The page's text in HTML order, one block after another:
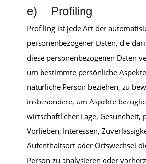
e) Profiling
Profiling ist jede Art der
personenbezogener Daten, die
diese personenbezogenen Daten
um bestimmte persönliche
natürliche Person beziehen, zu
insbesondere, um Aspekte
wirtschaftlicher Lage, Gesundheit,
Vorlieben, Interessen,
Aufenthaltsort oder Ortswechsel
Person zu analysieren oder